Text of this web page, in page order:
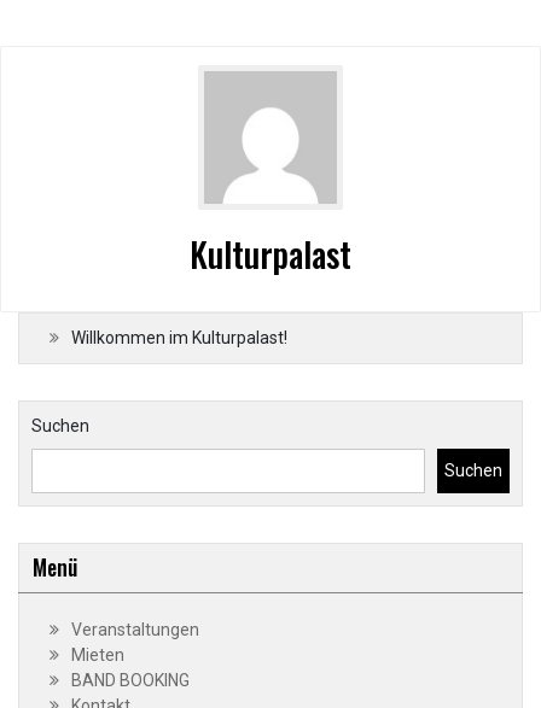
Kulturpalast
Willkommen im Kulturpalast!
Suchen
Suchen
Menü
Veranstaltungen
Mieten
BAND BOOKING